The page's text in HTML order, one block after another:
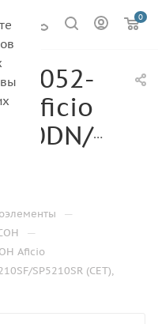
0
M052-
Aficio
—
—
Aficio
SP5210SR (CET),